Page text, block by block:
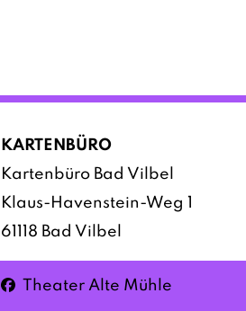
KARTENBÜRO
Kartenbüro Bad Vilbel
Klaus-Havenstein-Weg 1
61118 Bad Vilbel
Facebook
Theater Alte Mühle